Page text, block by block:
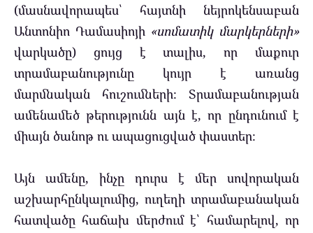
(մասնավորապես՝ հայտնի նեյրոկենսաբան
Անտոնիո Դամասիոյի «սոմատիկ մարկերների»
վարկածը) ցույց է տալիս, որ մաքուր
տրամաբանությունը կույր է առանց
մարմնական հուշումների։ Տրամաբանության
ամենամեծ թերությունն այն է, որ ընդունում է
միայն ծանոթ ու ապացուցված փաստեր։
Այն ամենը, ինչը դուրս է մեր սովորական
աշխարհընկալումից, ուղեղի տրամաբանական
հատվածը հաճախ մերժում է՝ համարելով, որ